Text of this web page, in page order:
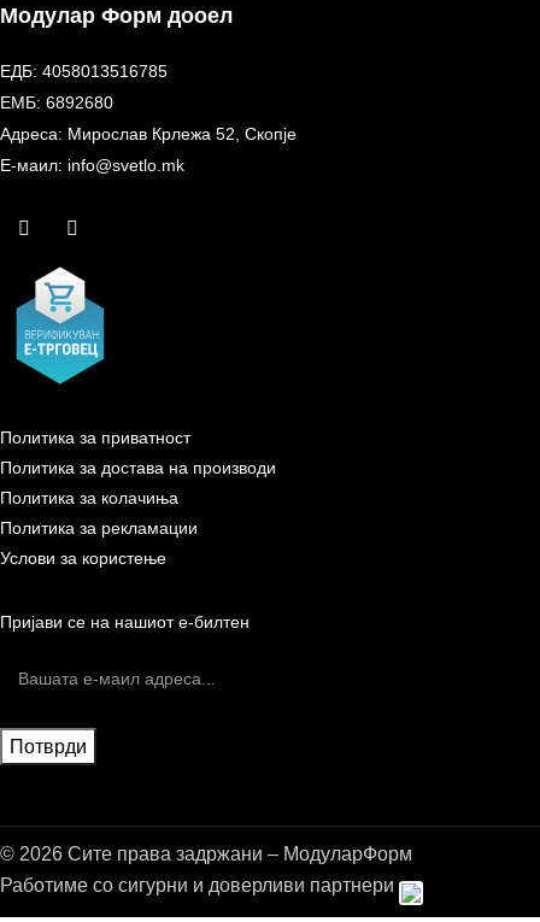
Модулар Форм дооел
ЕДБ: 4058013516785
ЕМБ: 6892680
Адреса: Мирослав Крлежа 52, Скопје
Е-маил: info@svetlo.mk
Политика за приватност
Политика за достава на производи
Политика за колачиња
Политика за рекламации
Услови за користење
Пријави се на нашиот е-билтен
© 2026 Сите права задржани – МодуларФорм
Работиме со сигурни и доверливи партнери